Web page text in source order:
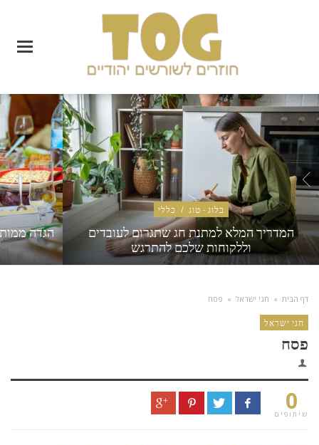
בלוג - טוג / כללי
המדריך המלא למתנת חג שתגרום לעובדים
וללקוחות שלכם להתרגש
הגדה
דף הבית » חגי ישראל » פסח
חגי ישראל
פסח
0
שיתופים